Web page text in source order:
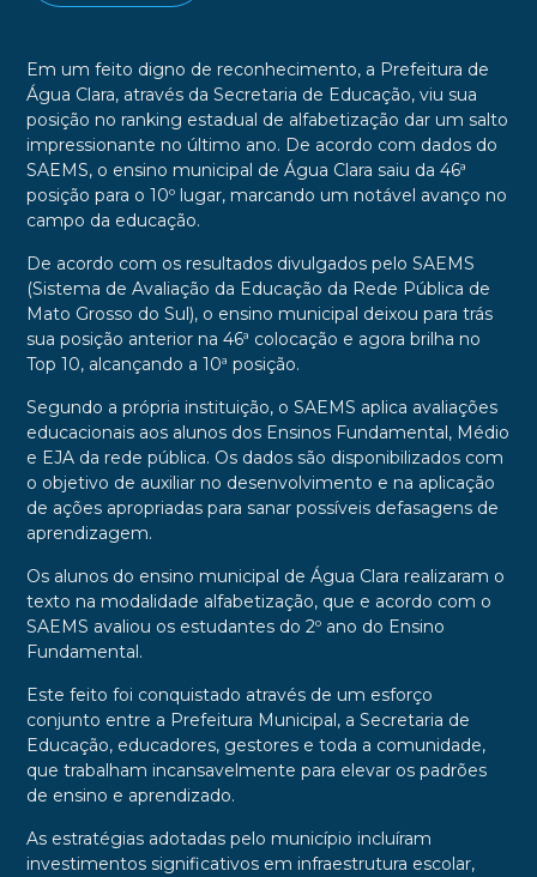
Em um feito digno de reconhecimento, a Prefeitura de
Água Clara, através da Secretaria de Educação, viu sua
posição no ranking estadual de alfabetização dar um salto
impressionante no último ano. De acordo com dados do
SAEMS, o ensino municipal de Água Clara saiu da 46ª
posição para o 10º lugar, marcando um notável avanço no
campo da educação.
De acordo com os resultados divulgados pelo SAEMS
(Sistema de Avaliação da Educação da Rede Pública de
Mato Grosso do Sul), o ensino municipal deixou para trás
sua posição anterior na 46ª colocação e agora brilha no
Top 10, alcançando a 10ª posição.
Segundo a própria instituição, o SAEMS aplica avaliações
educacionais aos alunos dos Ensinos Fundamental, Médio
e EJA da rede pública. Os dados são disponibilizados com
o objetivo de auxiliar no desenvolvimento e na aplicação
de ações apropriadas para sanar possíveis defasagens de
aprendizagem.
Os alunos do ensino municipal de Água Clara realizaram o
texto na modalidade alfabetização, que e acordo com o
SAEMS avaliou os estudantes do 2º ano do Ensino
Fundamental.
Este feito foi conquistado através de um esforço
conjunto entre a Prefeitura Municipal, a Secretaria de
Educação, educadores, gestores e toda a comunidade,
que trabalham incansavelmente para elevar os padrões
de ensino e aprendizado.
As estratégias adotadas pelo município incluíram
investimentos significativos em infraestrutura escolar,